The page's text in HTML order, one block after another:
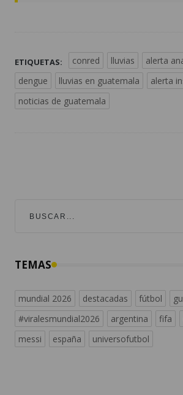
ETIQUETAS: conred lluvias
alerta
dengue
lluvias en guatemala
alerta
noticias de guatemala
TEMAS
mundial 2026 destacadas fútbol
#viralesmundial2026
argentina fifa
messi
españa universofutbol